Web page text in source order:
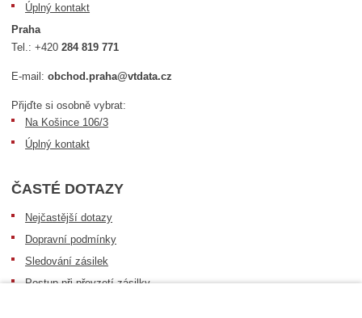
Úplný kontakt
Praha
Tel.:+420284 819 771
E-mail:obchod.praha@vtdata.cz
Přijďte si osobně vybrat:
Na Košince 106/3
Úplný kontakt
ČASTÉ DOTAZY
Nejčastější dotazy
Dopravní podmínky
Sledování zásilek
Postup při převzetí zásilky